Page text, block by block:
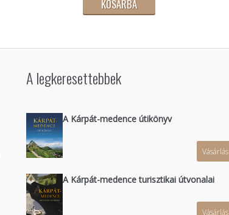
A legkeresettebbek
A Kárpát-medence útikönyv
Vásárlás
A Kárpát-medence turisztikai útvonalai
Vásárlás